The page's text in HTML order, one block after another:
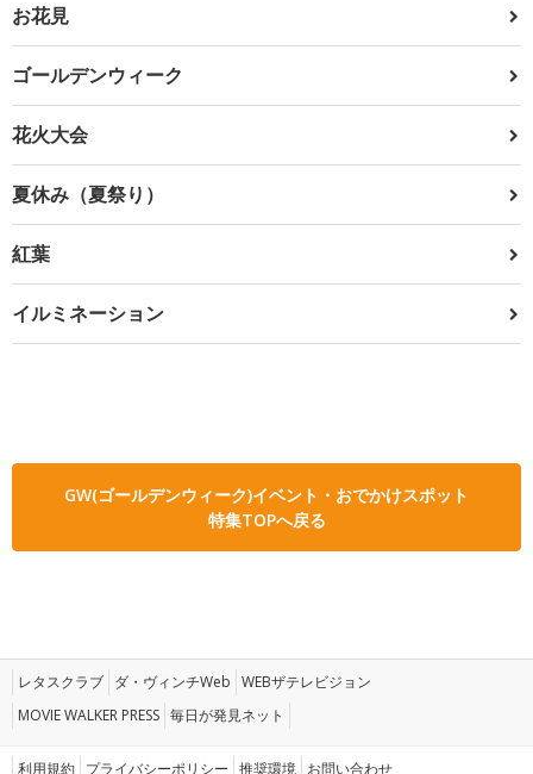
お花見
ゴールデンウィーク
花火大会
夏休み（夏祭り）
紅葉
イルミネーション
GW(ゴールデンウィーク)イベント・おでかけスポット
特集TOPへ戻る
レタスクラブ ダ・ヴィンチWeb WEBザテレビジョン
MOVIE WALKER PRESS 毎日が発見ネット
利用規約 プライバシーポリシー 推奨環境 お問い合わせ